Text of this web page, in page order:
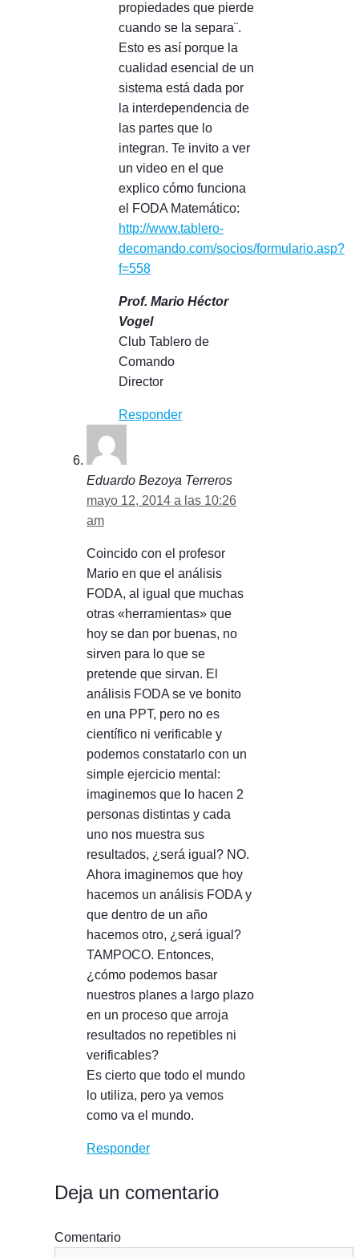
propiedades que pierde
cuando se la separa¨.
Esto es así porque la
cualidad esencial de un
sistema está dada por
la interdependencia de
las partes que lo
integran. Te invito a ver
un video en el que
explico cómo funciona
el FODA Matemático:
http://www.tablero-
decomando.com/socios/formulario.asp?
f=558
Prof. Mario Héctor
Vogel
Club Tablero de
Comando
Director
Responder
Eduardo Bezoya Terreros
mayo 12, 2014 a las 10:26
am
Coincido con el profesor
Mario en que el análisis
FODA, al igual que muchas
otras «herramientas» que
hoy se dan por buenas, no
sirven para lo que se
pretende que sirvan. El
análisis FODA se ve bonito
en una PPT, pero no es
científico ni verificable y
podemos constatarlo con un
simple ejercicio mental:
imaginemos que lo hacen 2
personas distintas y cada
uno nos muestra sus
resultados, ¿será igual? NO.
Ahora imaginemos que hoy
hacemos un análisis FODA y
que dentro de un año
hacemos otro, ¿será igual?
TAMPOCO. Entonces,
¿cómo podemos basar
nuestros planes a largo plazo
en un proceso que arroja
resultados no repetibles ni
verificables?
Es cierto que todo el mundo
lo utiliza, pero ya vemos
como va el mundo.
Responder
Deja un comentario
Comentario